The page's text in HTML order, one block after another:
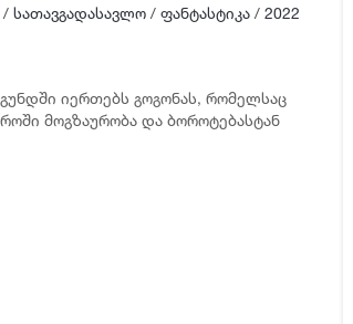
/ სათავგადასავლო/ ფანტასტიკა/ 2022
იერთებს გოგონას, რომელსაც
მოგზაურობა და ბოროტებასტან